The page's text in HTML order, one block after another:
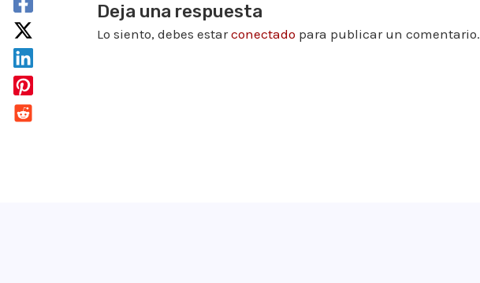
Deja una respuesta
Lo siento, debes estarconectado para publicar un comentario.